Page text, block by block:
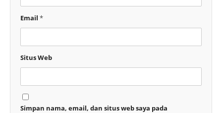
Email *
Situs Web
Simpan nama, email, dan situs web saya pada